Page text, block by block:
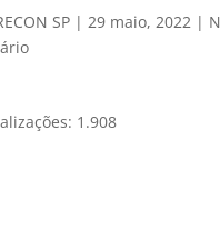
SP| 29 maio, 2022|
1.908